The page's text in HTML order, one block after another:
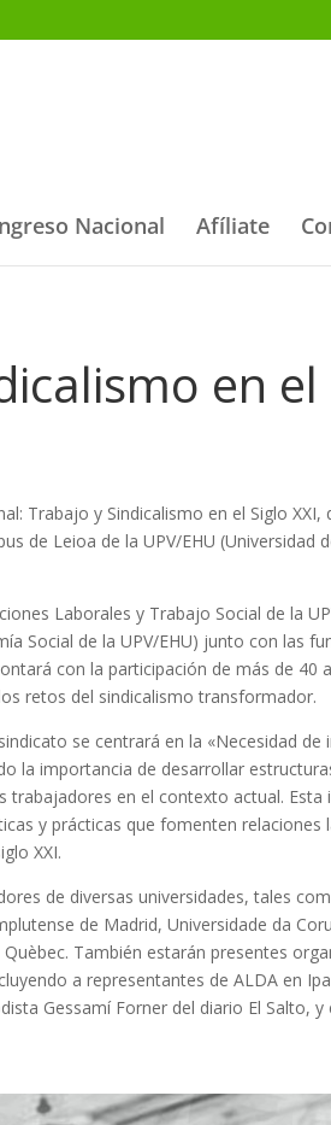
Nacional Afíliate
en el
Trabajo y Sindicalismo en el Siglo XXI,
de Leioa de la UPV/EHU (Universidad
Laborales y Trabajo Social de la
Social de la UPV/EHU) junto con las
con la participación de más de 40
retos del sindicalismo transformador.
se centrará en la «Necesidad de
la importancia de desarrollar
trabajadores en el contexto actual. Esta
y prácticas que fomenten relaciones
XXI.
de diversas universidades, tales
de Madrid, Universidade da
También estarán presentes
a representantes de ALDA en
Gessamí Forner del diario El Salto,